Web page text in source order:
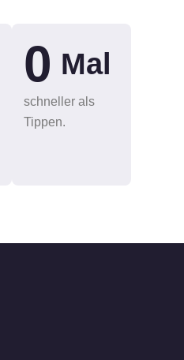
schneller als
Tippen.
0 Mal